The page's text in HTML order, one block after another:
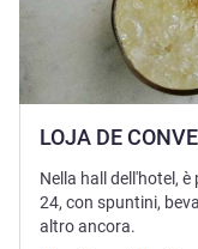
LOJA DE
Nella hall dell'hotel,
24, con spuntini,
altro ancora.